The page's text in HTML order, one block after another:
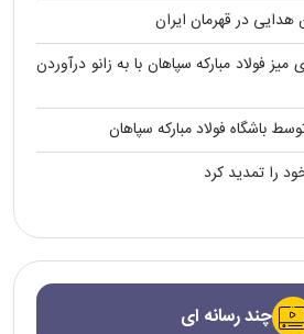
در قهرمان ایران
فولاد مبارکه سپاهان با به زانو درآوردن
باشگاه فولاد مبارکه سپاهان
را تمدید کرد
چند رسانه ای